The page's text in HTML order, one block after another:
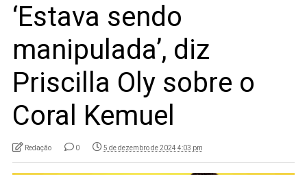
‘Estava sendo
manipulada’, diz
Priscilla Oly sobre o
Coral Kemuel
Redação 0 5 de dezembro de 2024 4:03 pm